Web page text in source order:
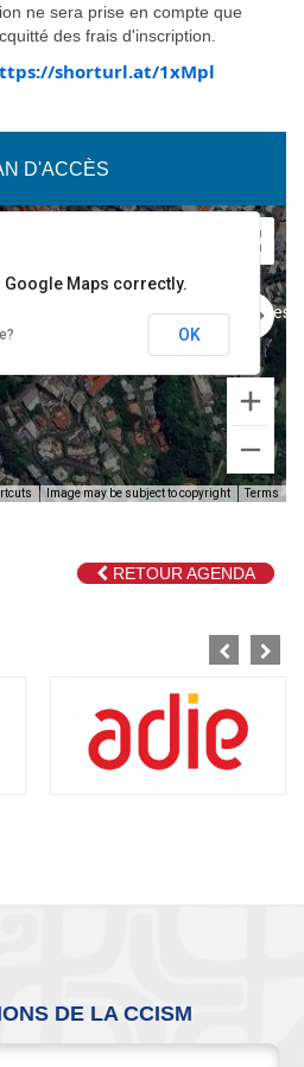
ne sera prise en compte que
des frais d'inscription.
shorturl.at/1xMpl
D'ACCÈS
For development purposes
Image may be subject to copyright Terms
Google Maps correctly.
OK
RETOUR AGENDA
DE LA CCISM